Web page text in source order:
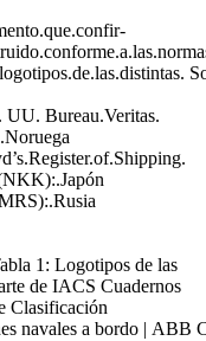
Bureau.Veritas.
1: Logotipos de las
de IACS Cuadernos
Clasificación
navales a bordo | ABB